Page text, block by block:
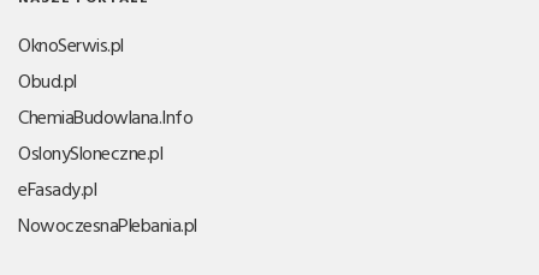
OknoSerwis.pl
Obud.pl
ChemiaBudowlana.Info
OslonySloneczne.pl
eFasady.pl
NowoczesnaPlebania.pl